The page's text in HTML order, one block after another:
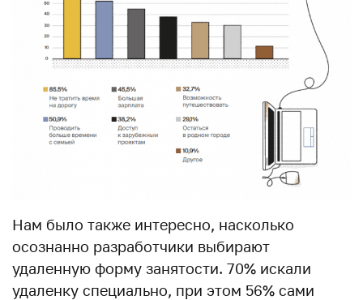
Нам было также интересно, насколько
осознанно разработчики выбирают
удаленную форму занятости. 70% искали
удаленку специально, при этом 56% сами